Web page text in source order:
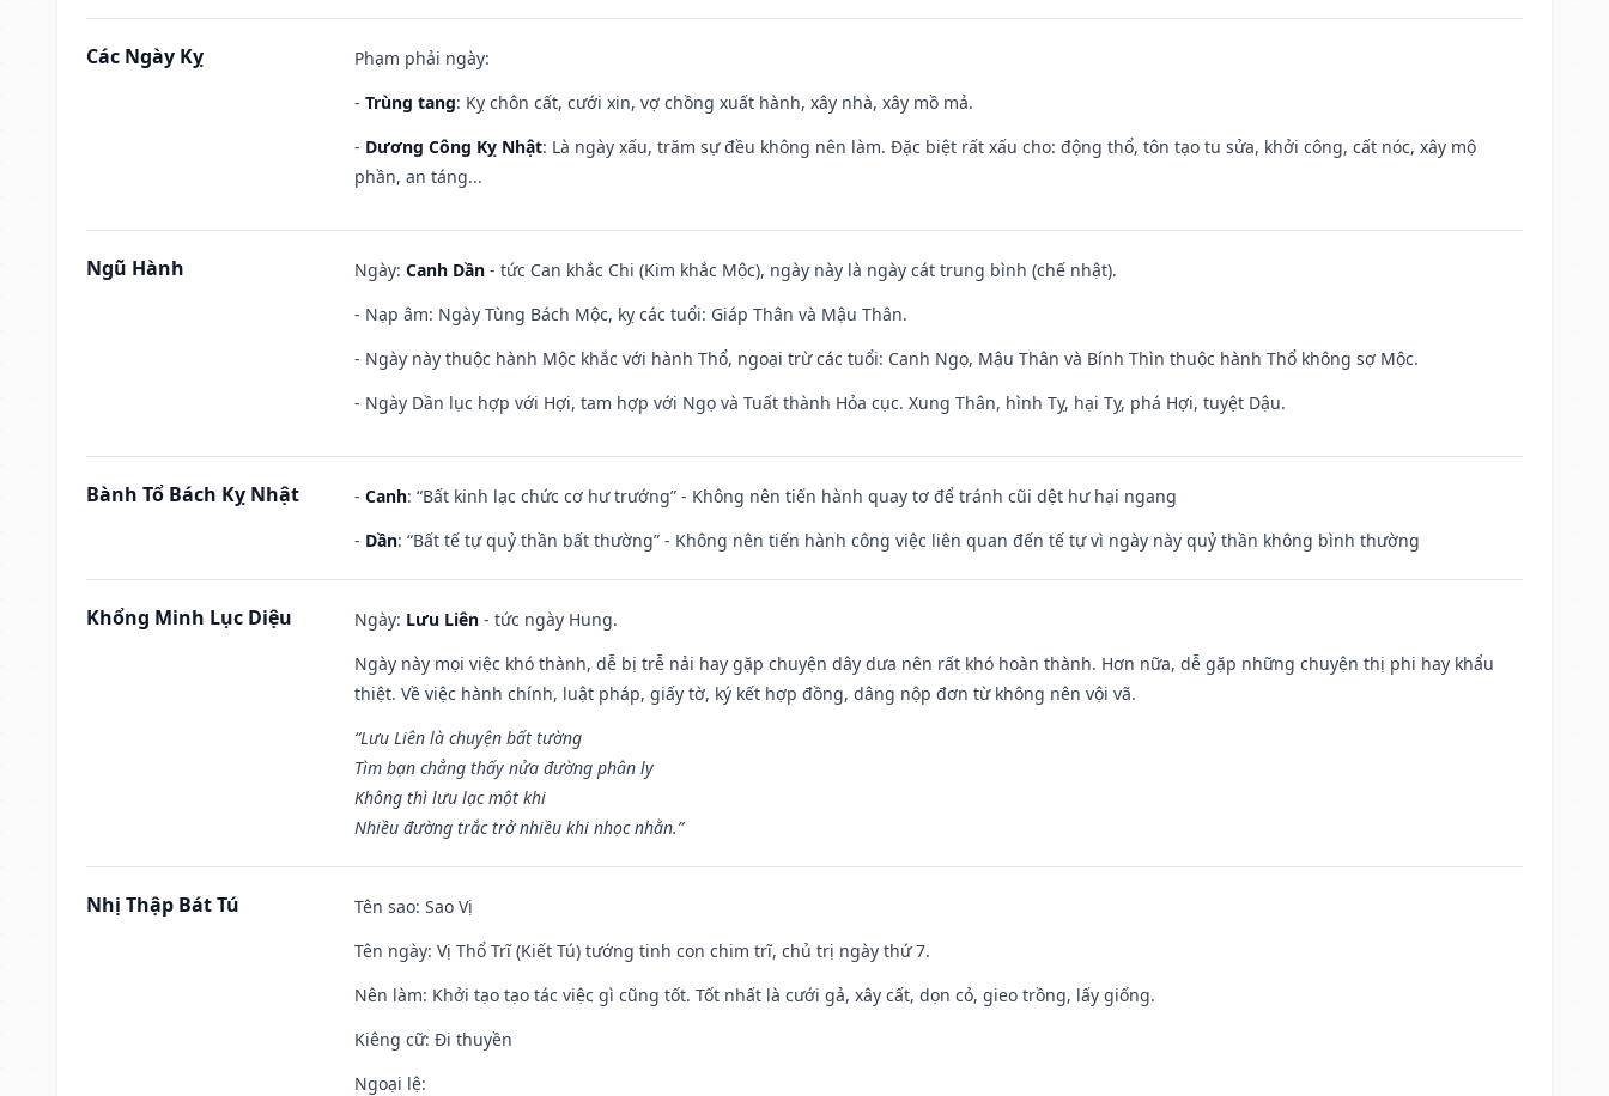
Các Ngày Kỵ
Phạm phải ngày:
- Trùng tang: Kỵ chôn cất, cưới xin, vợ chồng xuất hành, xây nhà, xây mồ mả.
- Dương Công Kỵ Nhật: Là ngày xấu, trăm sự đều không nên làm. Đặc biệt rất xấu cho: động thổ, tôn tạo tu sửa, khởi công, cất nóc, xây mộ
phần, an táng...
Ngũ Hành Ngày: Canh Dần - tức Can khắc Chi (Kim khắc Mộc), ngày này là ngày cát trung bình (chế nhật).
- Nạp âm: Ngày Tùng Bách Mộc, kỵ các tuổi: Giáp Thân và Mậu Thân.
- Ngày này thuộc hành Mộc khắc với hành Thổ, ngoại trừ các tuổi: Canh Ngọ, Mậu Thân và Bính Thìn thuộc hành Thổ không sợ Mộc.
- Ngày Dần lục hợp với Hợi, tam hợp với Ngọ và Tuất thành Hỏa cục. Xung Thân, hình Tỵ, hại Tỵ, phá Hợi, tuyệt Dậu.
Bành Tổ Bách Kỵ Nhật - Canh: “Bất kinh lạc chức cơ hư trướng” - Không nên tiến hành quay tơ để tránh cũi dệt hư hại ngang
- Dần: “Bất tế tự quỷ thần bất thường” - Không nên tiến hành công việc liên quan đến tế tự vì ngày này quỷ thần không bình thường
Khổng Minh Lục Diệu Ngày: Lưu Liên - tức ngày Hung.
Ngày này mọi việc khó thành, dễ bị trễ nải hay gặp chuyện dây dưa nên rất khó hoàn thành. Hơn nữa, dễ gặp những chuyện thị phi hay khẩu
thiệt. Về việc hành chính, luật pháp, giấy tờ, ký kết hợp đồng, dâng nộp đơn từ không nên vội vã.
“Lưu Liên là chuyện bất tường
Tìm bạn chẳng thấy nửa đường phân ly
Không thì lưu lạc một khi
Nhiều đường trắc trở nhiều khi nhọc nhằn.”
Nhị Thập Bát Tú Tên sao: Sao Vị
Tên ngày: Vị Thổ Trĩ (Kiết Tú) tướng tinh con chim trĩ, chủ trị ngày thứ 7.
Nên làm: Khởi tạo tạo tác việc gì cũng tốt. Tốt nhất là cưới gả, xây cất, dọn cỏ, gieo trồng, lấy giống.
Kiêng cữ: Đi thuyền
Ngoại lệ: